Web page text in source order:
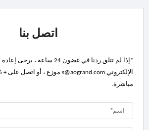
اتصل بنا
*إذا لم تتلق ردنا في غضون 24 ساعة
مباشرة.